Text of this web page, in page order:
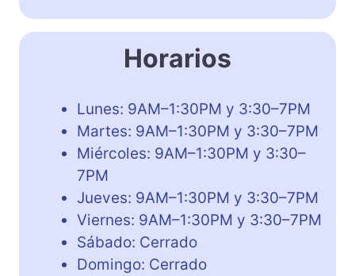
Horarios
Lunes: 9AM–1:30PM y 3:30–7PM
Martes: 9AM–1:30PM y 3:30–7PM
Miércoles: 9AM–1:30PM y 3:30–
7PM
Jueves: 9AM–1:30PM y 3:30–7PM
Viernes: 9AM–1:30PM y 3:30–7PM
Sábado: Cerrado
Domingo: Cerrado